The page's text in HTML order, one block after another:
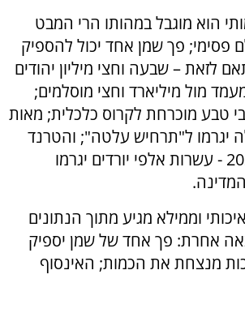
הוא מוגבל במהותו הרי המבט
פסימי; פך שמן אחד יכול להספיק
לזאת – שבעה וחצי מיליון יהודים
מול מיליארד וחצי מוסלמים;
טבע מוכרחת לקרוס כלכלית; מאות
יגרמו ל"תרחיש עלטה"; והטרנד
האחרון לקראת 2025 - עשרות אלפי יורדים יגרמו
וממילא מגיע מתוך הנתונים
אחרת: פך אחד של שמן יספיק
מנצחת את הכמות; האינסוף